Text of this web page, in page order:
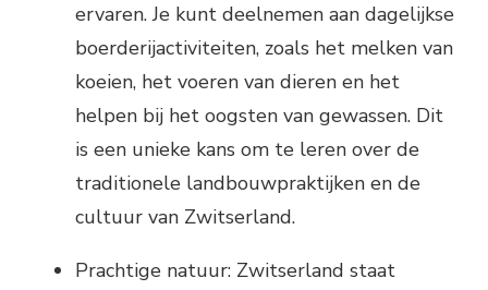
ervaren. Je kunt deelnemen aan dagelijkse
boerderijactiviteiten, zoals het melken van
koeien, het voeren van dieren en het
helpen bij het oogsten van gewassen. Dit
is een unieke kans om te leren over de
traditionele landbouwpraktijken en de
cultuur van Zwitserland.
Prachtige natuur: Zwitserland staat